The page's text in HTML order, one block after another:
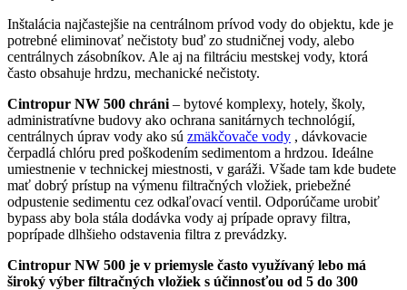
Inštalácia najčastejšie na centrálnom prívod vody do objektu, kde je
potrebné eliminovať nečistoty buď zo studničnej vody, alebo
centrálnych zásobníkov. Ale aj na filtráciu mestskej vody, ktorá
často obsahuje hrdzu, mechanické nečistoty.
Cintropur NW 500 chráni – bytové komplexy, hotely, školy,
administratívne budovy ako ochrana sanitárnych technológií,
centrálnych úprav vody ako sú zmäkčovače vody , dávkovacie
čerpadlá chlóru pred poškodením sedimentom a hrdzou. Ideálne
umiestnenie v technickej miestnosti, v garáži. Všade tam kde budete
mať dobrý prístup na výmenu filtračných vložiek, priebežné
odpustenie sedimentu cez odkaľovací ventil. Odporúčame urobiť
bypass aby bola stála dodávka vody aj prípade opravy filtra,
poprípade dlhšieho odstavenia filtra z prevádzky.
Cintropur NW 500 je v priemysle často využívaný lebo má
široký výber filtračných vložiek s účinnosťou od 5 do 300